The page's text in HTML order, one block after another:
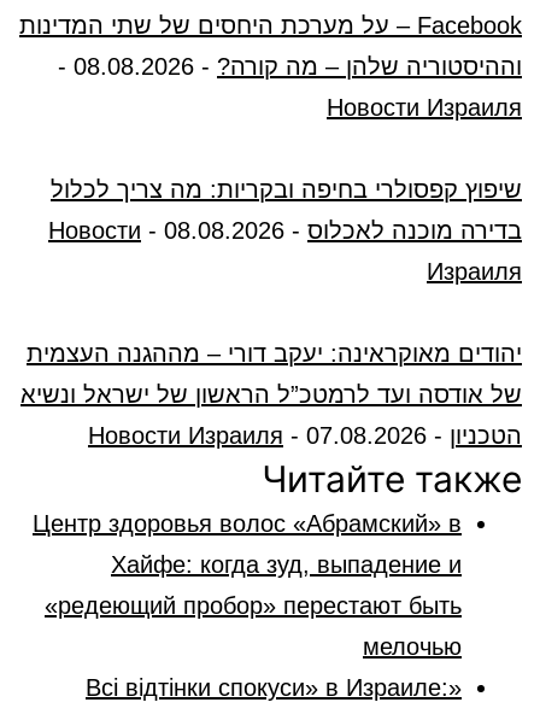
Facebook – על מערכת היחסים של שתי המדינות
וההיסטוריה שלהן – מה קורה? -
08.08.2026
-
Новости Израиля
שיפוץ קפסולרי בחיפה ובקריות: מה צריך לכלול
בדירה מוכנה לאכלוס -
08.08.2026
-
Новости
Израиля
יהודים מאוקראינה: יעקב דורי – מההגנה העצמית
של אודסה ועד לרמטכ”ל הראשון של ישראל ונשיא
הטכניון -
07.08.2026
-
Новости Израиля
Читайте также
Центр здоровья волос «Абрaмский» в
Хайфе: когда зуд, выпадение и
«редеющий пробор» перестают быть
мелочью
«Всі відтінки спокуси» в Израиле: